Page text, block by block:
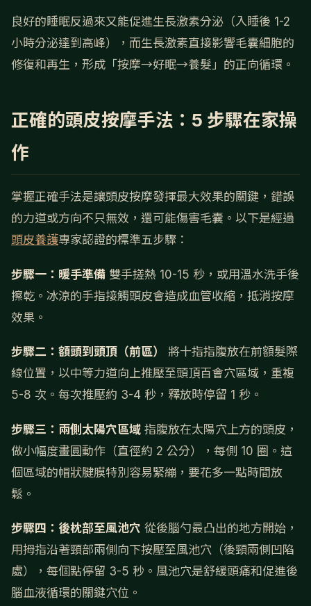
良好的睡眠反過來又能促進生長激素分泌（入睡後 1-2
小時分泌達到高峰），而生長激素直接影響毛囊細胞的
修復和再生，形成「按摩→好眠→養髮」的正向循環。
正確的頭皮按摩手法：5 步驟在家操
作
掌握正確手法是讓頭皮按摩發揮最大效果的關鍵，錯誤
的力道或方向不只無效，還可能傷害毛囊。以下是經過
頭皮養護專家認證的標準五步驟：
步驟一：暖手準備 雙手搓熱 10-15 秒，或用溫水洗手後
擦乾。冰涼的手指接觸頭皮會造成血管收縮，抵消按摩
效果。
步驟二：額頭到頭頂（前區）
將十指指腹放在前額髮際
線位置，以中等力道向上推壓至頭頂百會穴區域，重複
5-8 次。每次推壓約 3-4 秒，釋放時停留 1 秒。
步驟三：兩側太陽穴區域 指腹放在太陽穴上方的頭皮，
做小幅度畫圓動作（直徑約 2 公分），每側 10 圈。這
個區域的帽狀腱膜特別容易緊繃，要花多一點時間放
鬆。
步驟四：後枕部至風池穴 從後腦勺最凸出的地方開始，
用拇指沿著頸部兩側向下按壓至風池穴（後頸兩側凹陷
處），每個點停留 3-5 秒。風池穴是舒緩頭痛和促進後
腦血液循環的關鍵穴位。